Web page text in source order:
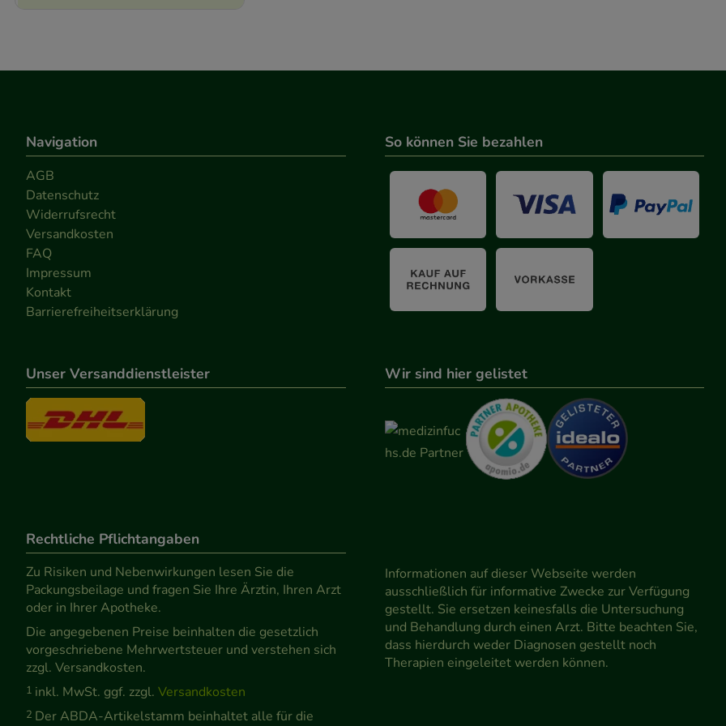
Navigation
AGB
Datenschutz
Widerrufsrecht
Versandkosten
FAQ
Impressum
Kontakt
Barrierefreiheitserklärung
So können Sie bezahlen
Unser Versanddienstleister Wir sind hier gelistet
Rechtliche Pflichtangaben
Zu Risiken und Nebenwirkungen lesen Sie die
Packungsbeilage und fragen Sie Ihre Ärztin, Ihren Arzt
oder in Ihrer Apotheke.
Die angegebenen Preise beinhalten die gesetzlich
vorgeschriebene Mehrwertsteuer und verstehen sich
zzgl. Versandkosten.
1 inkl. MwSt. ggf. zzgl. Versandkosten
2 Der ABDA-Artikelstamm beinhaltet alle für die
Informationen auf dieser Webseite werden
ausschließlich für informative Zwecke zur Verfügung
gestellt. Sie ersetzen keinesfalls die Untersuchung
und Behandlung durch einen Arzt. Bitte beachten Sie,
dass hierdurch weder Diagnosen gestellt noch
Therapien eingeleitet werden können.